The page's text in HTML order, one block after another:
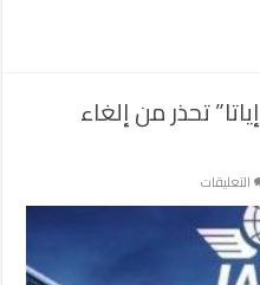
تحذر من إلغاء
التعليقات
بسبب
أزمة